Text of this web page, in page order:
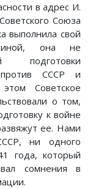
в адрес И.
Союза
выполнила свой
она не
подготовки
СССР и
Советское
о том,
к войне
ее. Нами
ни одного
года, который
сомнения в